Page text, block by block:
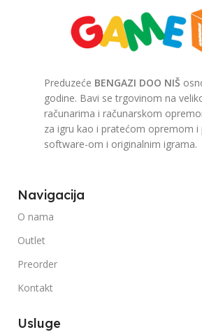
Preduzeće BENGAZI DOO NIŠ
godine. Bavi se trgovinom na
računarima i računarskom
za igru kao i pratećom opremom
software-om i originalnim igrama.
Navigacija
O nama
Outlet
Preorder
Kontakt
Usluge